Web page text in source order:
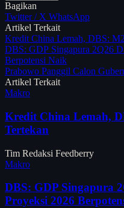
Bagikan
Twitter / X WhatsApp
Artikel Terkait
Kredit China Lemah, DBS:
DBS: GDP Singapura 2Q26
Berpotensi Naik
Prabowo Panggil Calon
Artikel Terkait
Makro
Kredit China Lemah,
Tertekan
Tim Redaksi Feedberry
Makro
DBS: GDP Singapura
Proyeksi 2026